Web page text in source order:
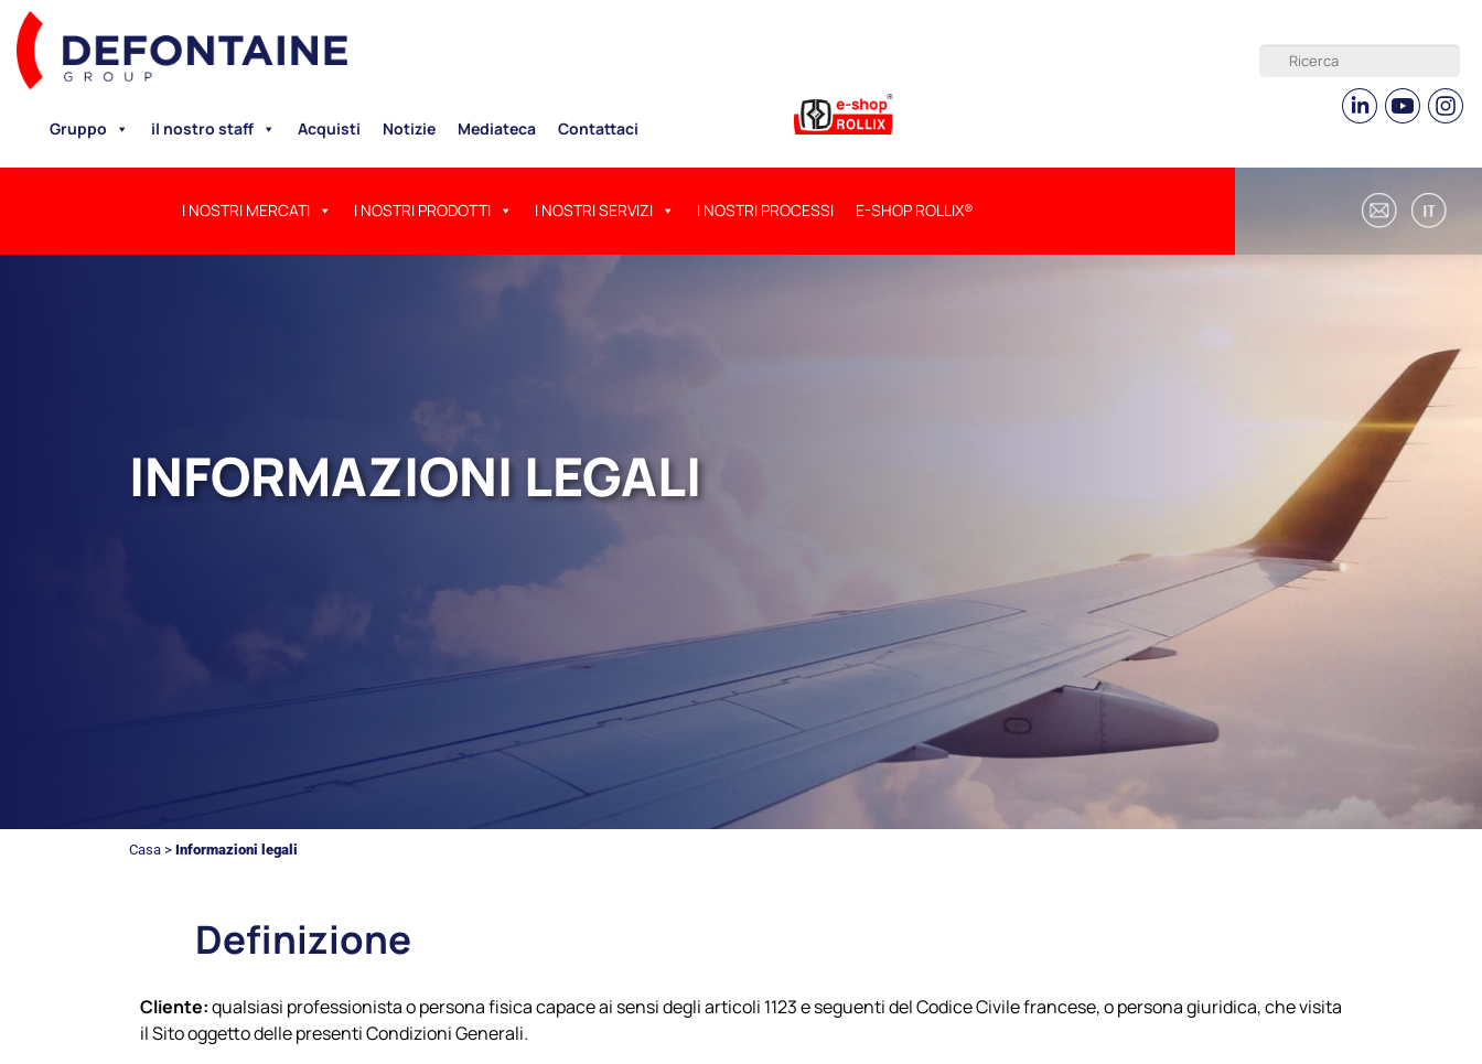
I NOSTRI MERCATI I NOSTRI PRODOTTI I NOSTRI SERVIZI I NOSTRI PROCESSI E-SHOP ROLLIX®
Gruppo il nostro staff Acquisti Notizie Mediateca Contattaci
INFORMAZIONI LEGALI
Casa > Informazioni legali
Definizione
Cliente:qualsiasi professionista o persona fisica capace ai sensi degli articoli 1123 e seguenti del Codice Civile francese, o persona giuridica, che visita
il Sito oggetto delle presenti Condizioni Generali.